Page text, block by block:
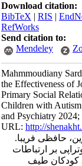
Download citation:
BibTeX|RIS|
RefWorks
Send citation to:
Mendeley
Mahmmoudiany
the Effectiveness
Primary Social
Children with
and Psychiatry
URL:http://
حافظی فریبا.
بر ارتباطات
کودکان طیف